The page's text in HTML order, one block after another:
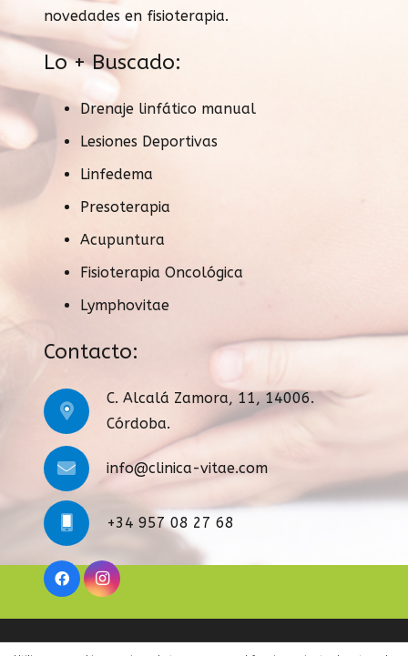
novedades en fisioterapia.
Lo + Buscado:
Drenaje linfático manual
Lesiones Deportivas
Linfedema
Presoterapia
Acupuntura
Fisioterapia Oncológica
Lymphovitae
Contacto:
C. Alcalá Zamora, 11, 14006.
Córdoba.
info@clinica-vitae.com
+34 957 08 27 68